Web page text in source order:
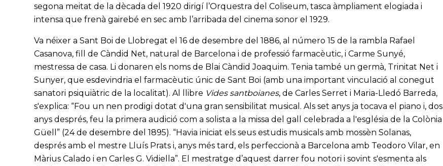
segona meitat de la dècada del 1920 dirigí l’Orquestra del Coliseum, tasca àmpliament elogiada i
intensa que frenà gairebé en sec amb l’arribada del cinema sonor el 1929.
Va néixer a Sant Boi de Llobregat el 16 de desembre del 1886, al número 15 de la rambla Rafael
Casanova, fill de Càndid Net, natural de Barcelona i de professió farmacèutic, i Carme Sunyé,
mestressa de casa. Li donaren els noms de Blai Càndid Joaquim. Tenia també un germà, Trinitat Net i
Sunyer, que esdevindria el farmacèutic únic de Sant Boi (amb una important vinculació al conegut
sanatori psiquiàtric de la localitat). Al llibre Vides santboianes, de Carles Serret i Maria-Lledó Barreda,
s'explica: “Fou un nen prodigi dotat d'una gran sensibilitat musical. Als set anys ja tocava el piano i, dos
anys després, feu la primera audició com a solista a la missa del gall celebrada a l'església de la Colònia
Güell” (24 de desembre del 1895). “Havia iniciat els seus estudis musicals amb mossèn Solanas,
després amb el mestre Lluís Prats i, anys més tard, els perfeccionà a Barcelona amb Teodoro Vilar, en
Màrius Calado i en Carles G. Vidiella”. El mestratge d’aquest darrer fou notori i sovint s'esmenta als